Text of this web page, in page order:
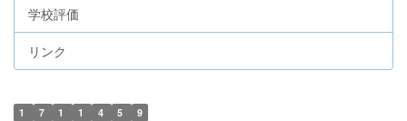
学校評価
リンク
1 7 1 1 4 5 9